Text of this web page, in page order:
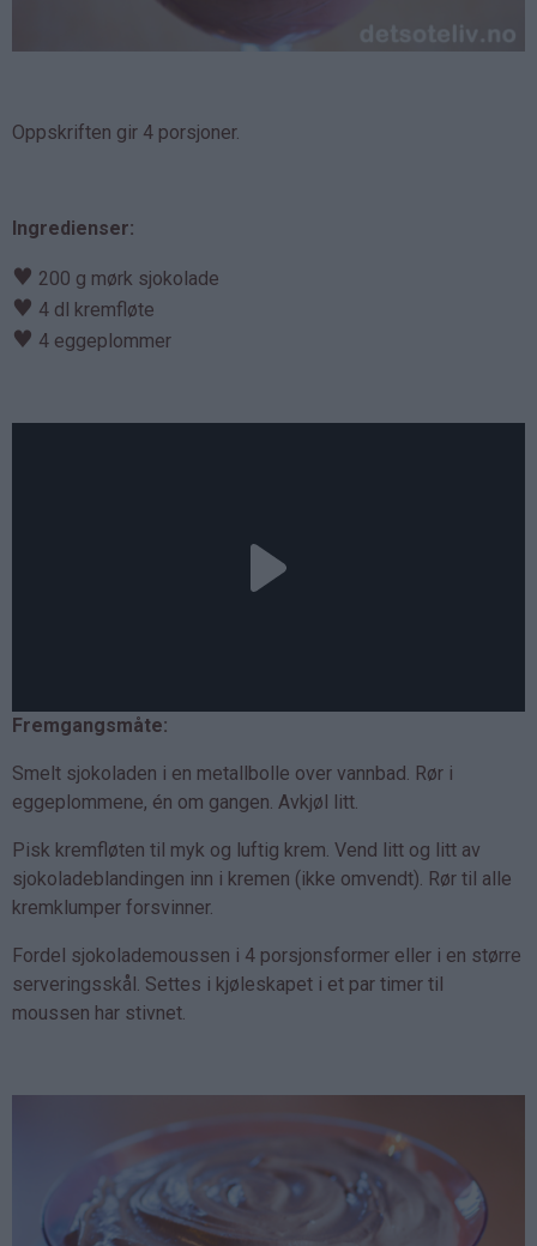
Oppskriften gir 4 porsjoner.
Ingredienser:
♥ 200 g mørk sjokolade
♥ 4 dl kremfløte
♥ 4 eggeplommer
Fremgangsmåte:
Smelt sjokoladen i en metallbolle over vannbad. Rør i
eggeplommene, én om gangen. Avkjøl litt.
Pisk kremfløten til myk og luftig krem. Vend litt og litt av
sjokoladeblandingen inn i kremen (ikke omvendt). Rør til alle
kremklumper forsvinner.
Fordel sjokolademoussen i 4 porsjonsformer eller i en større
serveringsskål. Settes i kjøleskapet i et par timer til
moussen har stivnet.